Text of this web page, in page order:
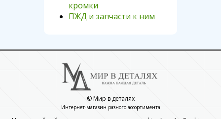
кромки
ПЖД и запчасти к ним
© Мир в деталях
Интернет-магазин разного ассортимента